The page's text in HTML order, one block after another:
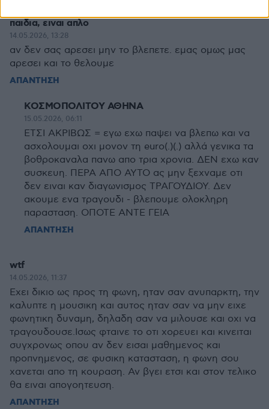
παιδια, ειναι απλο
14.05.2026, 13:28
αν δεν σας αρεσει μην το βλεπετε. εμας ομως μας
αρεσει και το θελουμε
ΑΠΑΝΤΗΣΗ
ΚΟΣΜΟΠΟΛΙΤΟΥ ΑΘΗΝΑ
15.05.2026, 06:11
ΕΤΣΙ ΑΚΡΙΒΩΣ = εγω εχω παψει να βλεπω και να
ασχολουμαι οχι μονον τη euro(.)(.) αλλά γενικα τα
βοθροκαναλα πανω απο τρια χρονια. ΔΕΝ εχω καν
συσκευη. ΠΕΡΑ ΑΠΟ ΑΥΤΟ ας μην ξεχναμε οτι
δεν ειναι καν διαγωνισμος ΤΡΑΓΟΥΔΙΟΥ. Δεν
ακουμε ενα τραγουδι - βλεπουμε ολοκληρη
παρασταση. ΟΠΟΤΕ ΑΝΤΕ ΓΕΙΑ
ΑΠΑΝΤΗΣΗ
wtf
14.05.2026, 11:37
Εχει δικιο ως προς τη φωνη, ηταν σαν ανυπαρκτη, την
καλυπτε η μουσικη και αυτος ηταν σαν να μην ειχε
φωνητικη δυναμη, δηλαδη σαν να μιλουσε και οχι να
τραγουδουσε.Ισως φταινε το οτι χορευει και κινειται
συγχρονως οπου αν δεν εισαι μαθημενος και
προπνημενος, σε φυσικη κατασταση, η φωνη σου
χανεται απο τη κουραση. Αν βγει ετσι και στον τελικο
θα ειναι απογοητευση.
ΑΠΑΝΤΗΣΗ